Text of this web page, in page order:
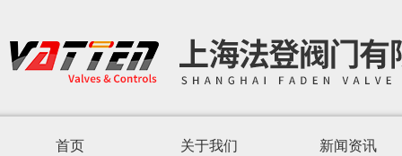
首页 关于我们 新闻资讯